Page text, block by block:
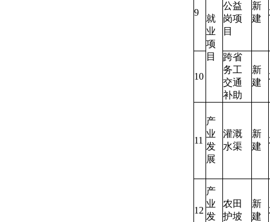
9
就
业
项
目
公益
岗项
目
新
建
10
跨省
务工
交通
补助
新
建
11
产
业
发
展
灌溉
水渠
新
建
12
产
业
发
农田
护坡
新
建